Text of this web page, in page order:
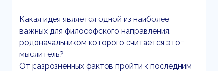
Какая идея является одной из наиболее
важных для философского направления,
родоначальником которого считается этот
мыслитель?
От разрозненных фактов пройти к последним